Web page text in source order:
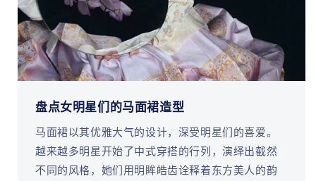
盘点女明星们的马面裙造型
马面裙以其优雅大气的设计，深受明星们的喜爱。
越来越多明星开始了中式穿搭的行列，演绎出截然
不同的风格，她们用明眸皓齿诠释着东方美人的韵